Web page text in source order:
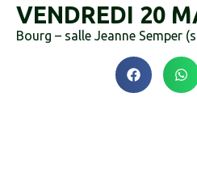
VENDREDI 20
Bourg – salle Jeanne Semper